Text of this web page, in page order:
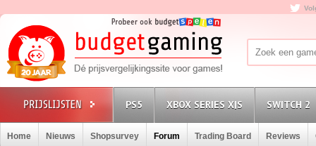
PS5 XBOX SERIES X|S SWITCH 2
Home Nieuws Shopsurvey Forum Trading Board Reviews